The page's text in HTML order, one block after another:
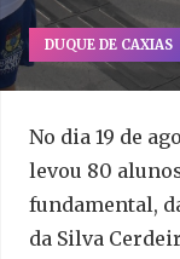
DUQUE DE CAXIAS
No dia 19 de
levou 80
fundamental,
da Silva